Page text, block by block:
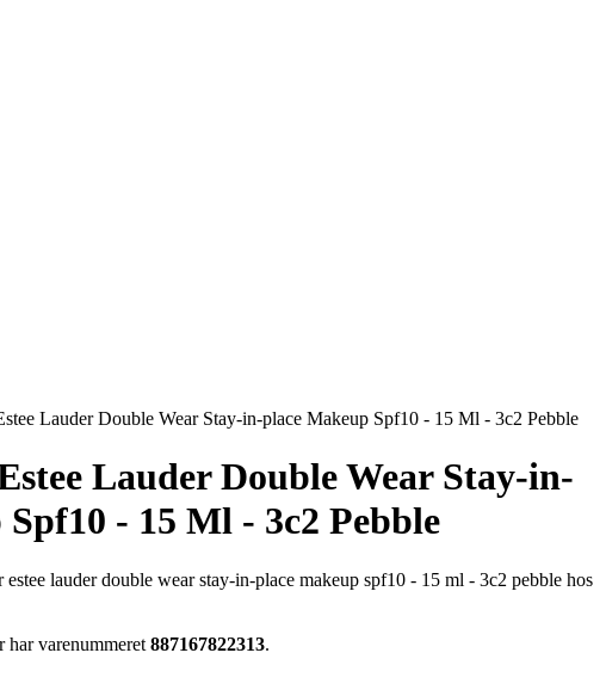
Lauder Double Wear Stay-in-place Makeup Spf10 - 15 Ml - 3c2 Pebble
Lauder Double Wear Stay-in-
- 15 Ml - 3c2 Pebble
estee lauder double wear stay-in-place makeup spf10 - 15 ml - 3c2 pebble hos
har varenummeret887167822313.